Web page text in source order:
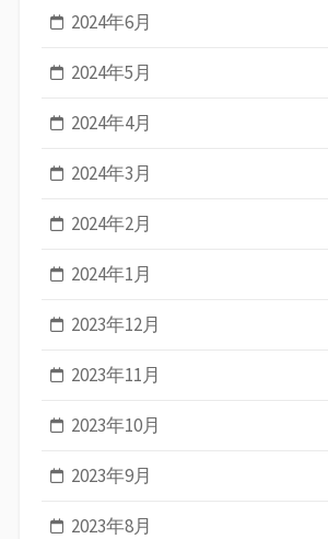
2024年6月
2024年5月
2024年4月
2024年3月
2024年2月
2024年1月
2023年12月
2023年11月
2023年10月
2023年9月
2023年8月